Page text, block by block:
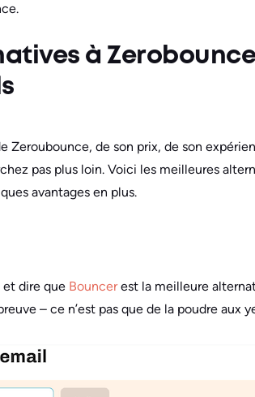
à
Zeroubounce, de son prix, de son
pas plus loin. Voici les meilleures
avantages en plus.
dire que Bouncerest la meilleure
– ce n’est pas que de la poudre aux